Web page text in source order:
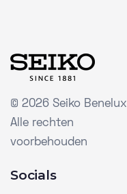
© 2026 Seiko Benelux
Alle rechten
voorbehouden
Socials